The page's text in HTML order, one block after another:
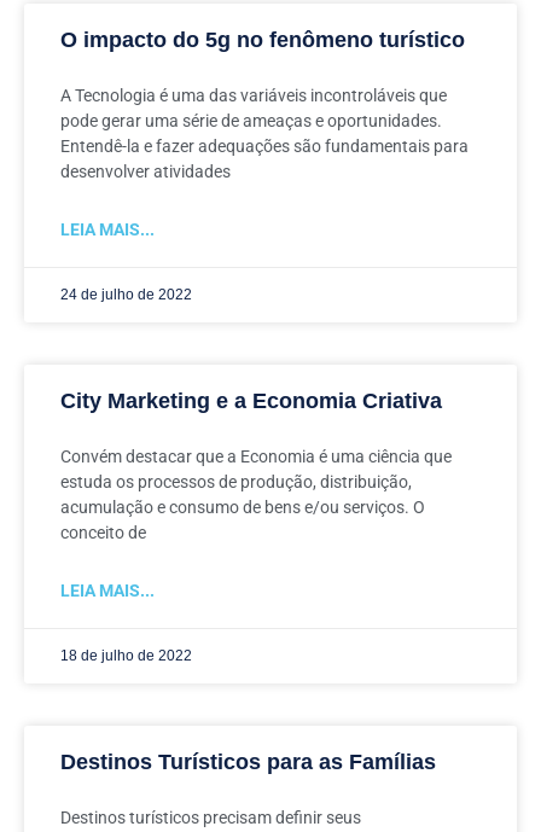
O impacto do 5g no fenômeno turístico
A Tecnologia é uma das variáveis incontroláveis que
pode gerar uma série de ameaças e oportunidades.
Entendê-la e fazer adequações são fundamentais para
desenvolver atividades
LEIA MAIS...
24 de julho de 2022
City Marketing e a Economia Criativa
Convém destacar que a Economia é uma ciência que
estuda os processos de produção, distribuição,
acumulação e consumo de bens e/ou serviços. O
conceito de
LEIA MAIS...
18 de julho de 2022
Destinos Turísticos para as Famílias
Destinos turísticos precisam definir seus